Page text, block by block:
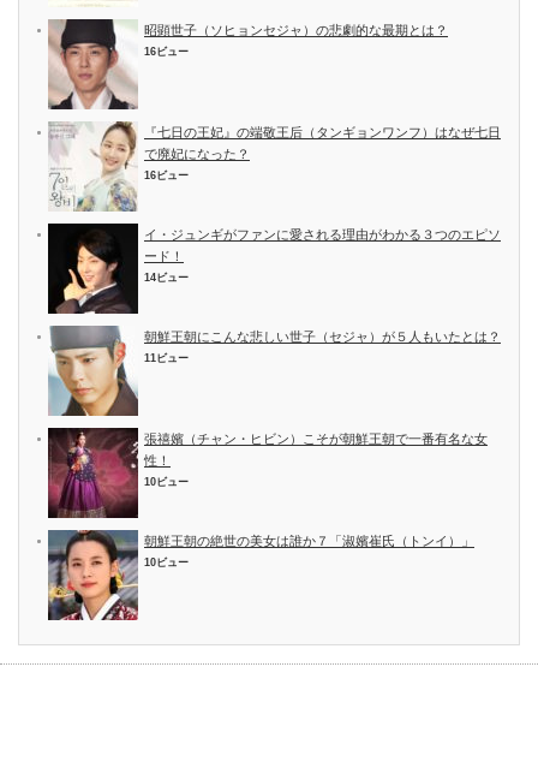
昭顕世子（ソヒョンセジャ）の悲劇的な最期とは？
16ビュー
『七日の王妃』の端敬王后（タンギョンワンフ）はなぜ七日
で廃妃になった？
16ビュー
イ・ジュンギがファンに愛される理由がわかる３つのエピソ
ード！
14ビュー
朝鮮王朝にこんな悲しい世子（セジャ）が５人もいたとは？
11ビュー
張禧嬪（チャン・ヒビン）こそが朝鮮王朝で一番有名な女
性！
10ビュー
朝鮮王朝の絶世の美女は誰か７「淑嬪崔氏（トンイ）」
10ビュー